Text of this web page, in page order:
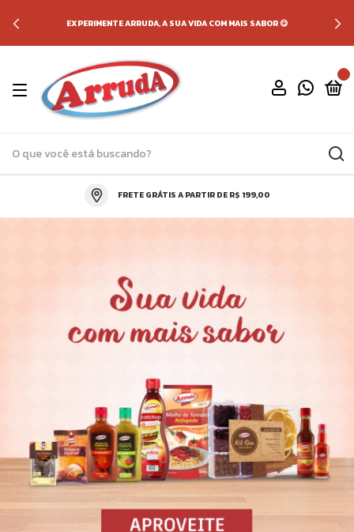
EXPERIMENTE ARRUDA, A SUA VIDA COM MAIS SABOR 😋
FRETE GRÁTIS A PARTIR DE R$ 199,00